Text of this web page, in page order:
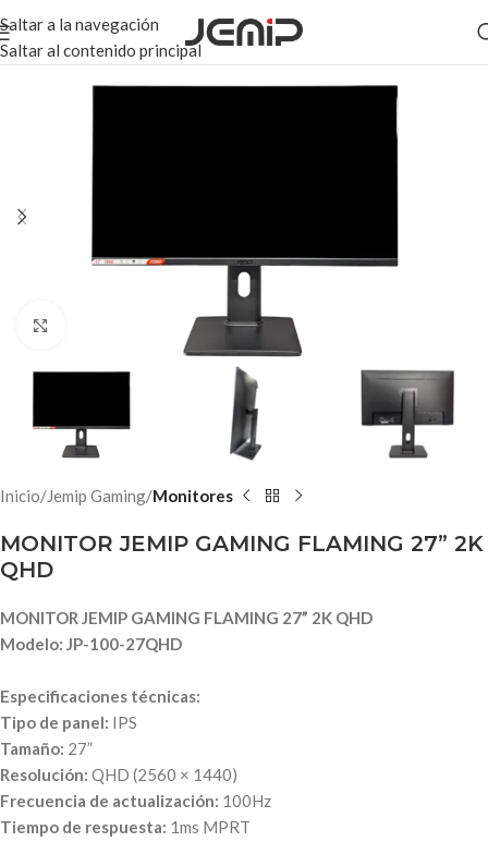
Saltar a la navegación
Saltar al contenido principal
Haga clic para ampliar
Inicio Jemip Gaming Monitores
MONITOR JEMIP GAMING FLAMING 27” 2K
QHD
MONITOR JEMIP GAMING FLAMING 27” 2K QHD
Modelo: JP-100-27QHD
Especificaciones técnicas:
Tipo de panel: IPS
Tamaño: 27”
Resolución: QHD (2560 × 1440)
Frecuencia de actualización: 100Hz
Tiempo de respuesta: 1ms MPRT